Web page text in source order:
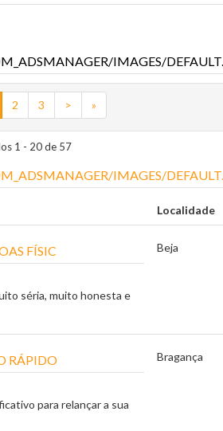
2 3 > »
1 - 20 de 57
Localidade
FÍSIC
séria, muito honesta e
Beja
RÁPIDO
para relançar a sua
Bragança